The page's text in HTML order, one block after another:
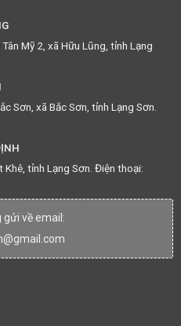
Mỹ 2, xã Hữu Lũng, tỉnh Lạng
Sơn, xã Bắc Sơn, tỉnh Lạng Sơn.
Khê, tỉnh Lạng Sơn. Điện thoại:
gửi về email: